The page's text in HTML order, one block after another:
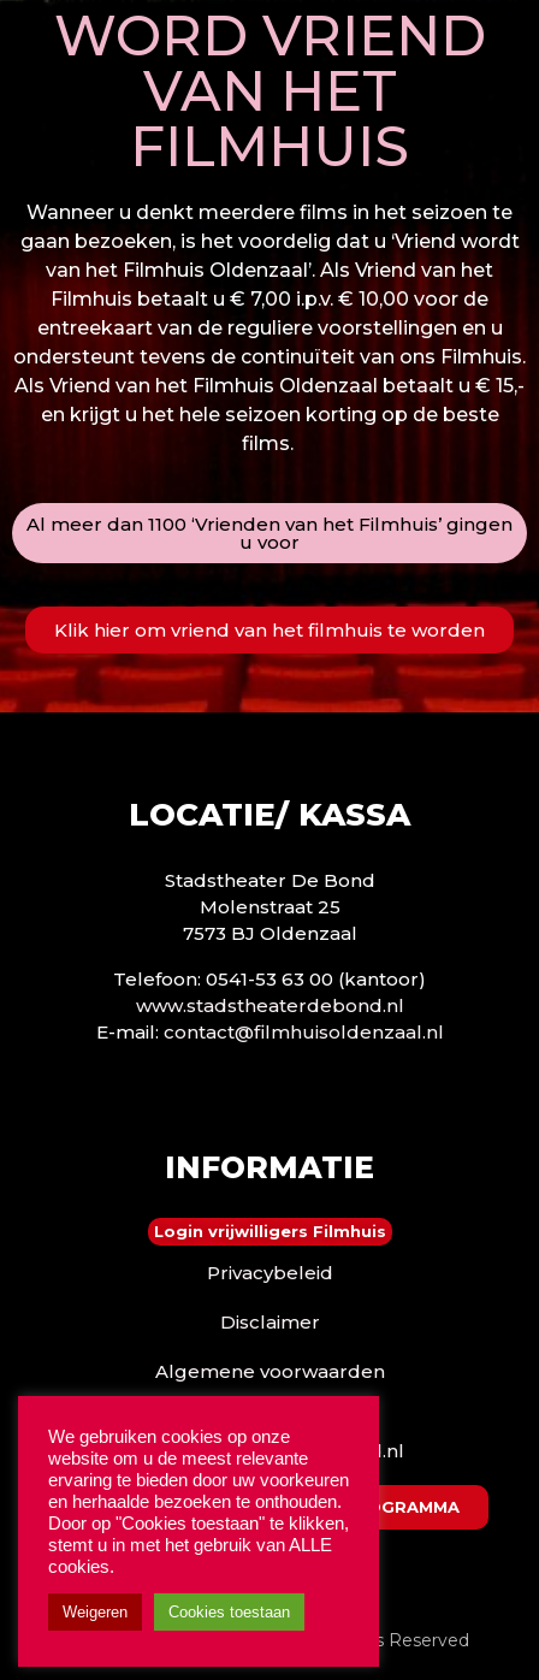
WORD VRIEND
VAN HET
FILMHUIS
Wanneer u denkt meerdere films in het seizoen te
gaan bezoeken, is het voordelig dat u ‘Vriend wordt
van het Filmhuis Oldenzaal’. Als Vriend van het
Filmhuis betaalt u € 7,00 i.p.v. € 10,00 voor de
entreekaart van de reguliere voorstellingen en u
ondersteunt tevens de continuïteit van ons Filmhuis.
Als Vriend van het Filmhuis Oldenzaal betaalt u € 15,-
en krijgt u het hele seizoen korting op de beste
films.
Al meer dan 1100 ‘Vrienden van het Filmhuis’ gingen
u voor
Klik hier om vriend van het filmhuis te worden
LOCATIE/ KASSA
Stadstheater De Bond
Molenstraat 25
7573 BJ Oldenzaal
Telefoon: 0541-53 63 00 (kantoor)
www.stadstheaterdebond.nl
E-mail: contact@filmhuisoldenzaal.nl
INFORMATIE
Login vrijwilligers Filmhuis
Privacybeleid
Disclaimer
Algemene voorwaarden
www.stadstheaterdebond.nl
DOWNLOAD HET NIEUWSTE PROGRAMMA
All Rights Reserved
We gebruiken cookies op onze
website om u de meest relevante
ervaring te bieden door uw voorkeuren
en herhaalde bezoeken te onthouden.
Door op "Cookies toestaan" te klikken,
stemt u in met het gebruik van ALLE
cookies.
Weigeren Cookies toestaan